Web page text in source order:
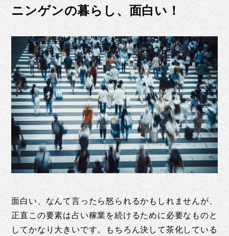
ニンゲンの暮らし、面白い！
面白い、なんて言ったら怒られるかもしれませんが、
正直この要素は占い稼業を続けるために必要なものと
してかなり大きいです。もちろん決して茶化している